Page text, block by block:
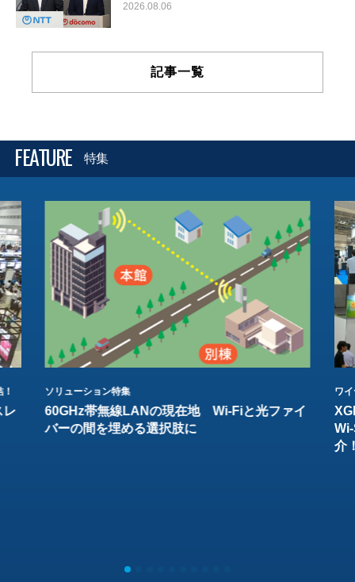
2026.08.06
記事一覧
FEATURE 特集
レ
ソリューション特集
60GHz帯無線LANの現在地 Wi-Fiと光ファイ
バーの間を埋める選択肢に
ワ
介